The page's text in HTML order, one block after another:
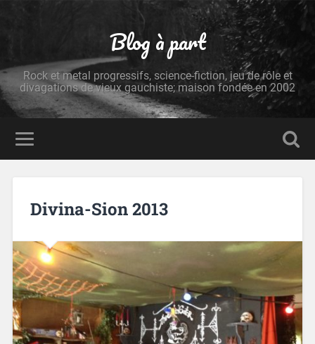
Blog à part
Rock et metal progressifs, science-fiction, jeu de rôle et
divagations de vieux gauchiste; maison fondée en 2002
Divina-Sion 2013